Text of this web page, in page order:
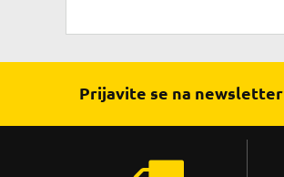
Prijavite se na newsletter